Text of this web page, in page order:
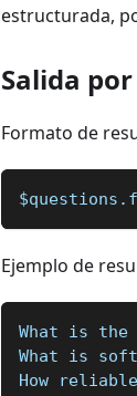
estructurada,
Salida
Formato de
Ejemplo de
What is
What is
How